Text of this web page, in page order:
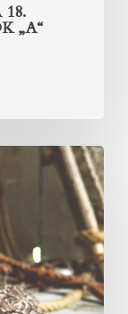
„A“